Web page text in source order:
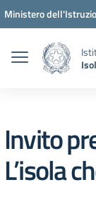
Vai ai contenuti
Vai al menu di
Vai al footer
Ministero
Invito
L’isola